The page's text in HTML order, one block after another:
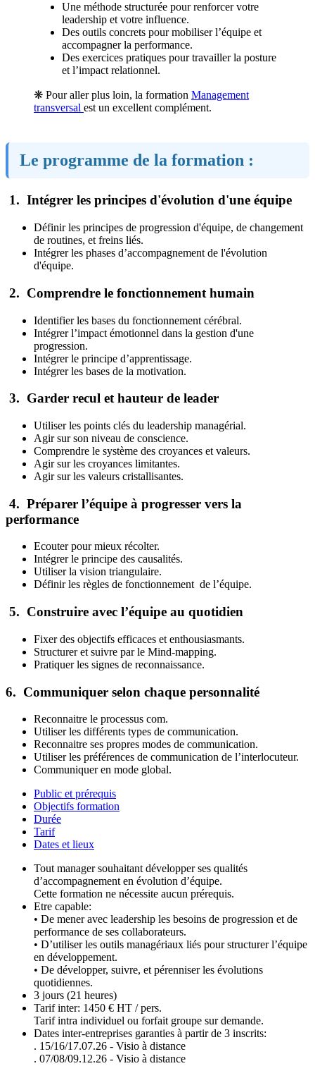
Une méthode structurée pour renforcer votre
leadership et votre influence.
Des outils concrets pour mobiliser l’équipe et
accompagner la performance.
Des exercices pratiques pour travailler la posture
et l’impact relationnel.
❋ Pour aller plus loin, la formation Management
transversal est un excellent complément.
Le programme de la formation :
1. Intégrer les principes d'évolution d'une équipe
Définir les principes de progression d'équipe, de changement
de routines, et freins liés.
Intégrer les phases d’accompagnement de l'évolution
d'équipe.
2. Comprendre le fonctionnement humain
Identifier les bases du fonctionnement cérébral.
Intégrer l’impact émotionnel dans la gestion d'une
progression.
Intégrer le principe d’apprentissage.
Intégrer les bases de la motivation.
3. Garder recul et hauteur de leader
Utiliser les points clés du leadership managérial.
Agir sur son niveau de conscience.
Comprendre le système des croyances et valeurs.
Agir sur les croyances limitantes.
Agir sur les valeurs cristallisantes.
4. Préparer l’équipe à progresser vers la
performance
Ecouter pour mieux récolter.
Intégrer le principe des causalités.
Utiliser la vision triangulaire.
Définir les règles de fonctionnement de l’équipe.
5. Construire avec l’équipe au quotidien
Fixer des objectifs efficaces et enthousiasmants.
Structurer et suivre par le Mind-mapping.
Pratiquer les signes de reconnaissance.
6. Communiquer selon chaque personnalité
Reconnaitre le processus com.
Utiliser les différents types de communication.
Reconnaitre ses propres modes de communication.
Utiliser les préférences de communication de l’interlocuteur.
Communiquer en mode global.
Public et prérequis
Objectifs formation
Durée
Tarif
Dates et lieux
Tout manager souhaitant développer ses qualités
d’accompagnement en évolution d’équipe.
Cette formation ne nécessite aucun prérequis.
Etre capable:
• De mener avec leadership les besoins de progression et de
performance de ses collaborateurs.
• D’utiliser les outils managériaux liés pour structurer l’équipe
en développement.
• De développer, suivre, et pérenniser les évolutions
quotidiennes.
3 jours (21 heures)
Tarif inter: 1450 € HT / pers.
Tarif intra individuel ou forfait groupe sur demande.
Dates inter-entreprises garanties à partir de 3 inscrits:
. 15/16/17.07.26 - Visio à distance
. 07/08/09.12.26 - Visio à distance